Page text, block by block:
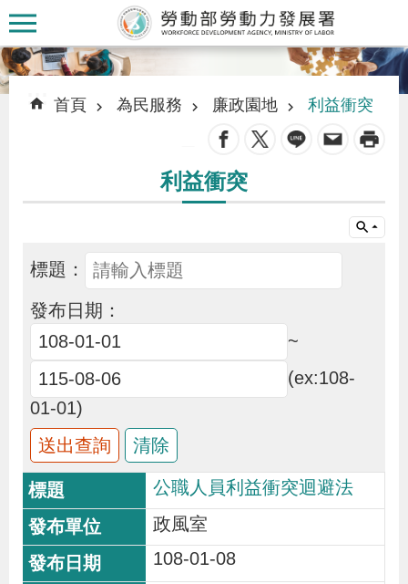
跳到主要內容區塊
署
息
布
為
民
服
務
:::
::: 首頁 為民服務 廉政園地 利益衝突
利益衝突
標題：
發布日期：
~
(ex:108-
01-01)
公職人員利益衝突迴避法
政風室
108-01-08